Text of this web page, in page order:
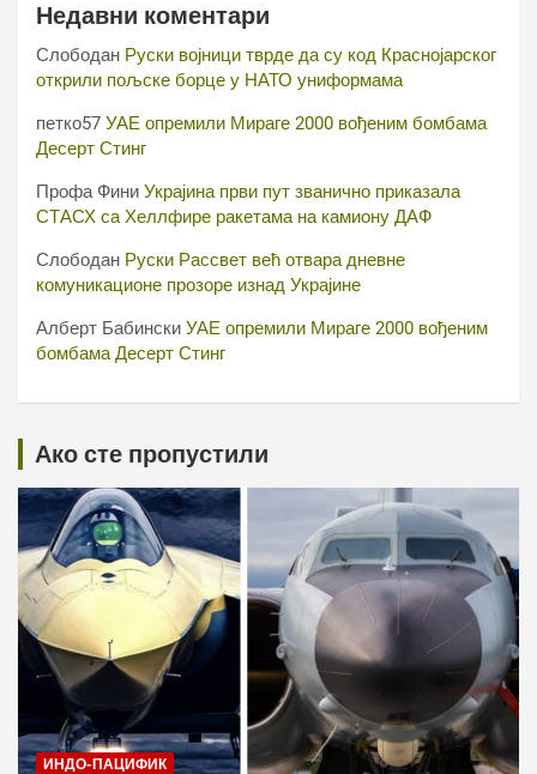
Недавни коментари
Слободан Руски војници тврде да су код Краснојарског
открили пољске борце у НАТО униформама
петко57 УАЕ опремили Мираге 2000 вођеним бомбама
Десерт Стинг
Профа Фини Украјина први пут званично приказала
СТАСХ са Хеллфире ракетама на камиону ДАФ
Слободан Руски Рассвет већ отвара дневне
комуникационе прозоре изнад Украјине
Алберт Бабински УАЕ опремили Мираге 2000 вођеним
бомбама Десерт Стинг
Ако сте пропустили
ИНДО-ПАЦИФИК